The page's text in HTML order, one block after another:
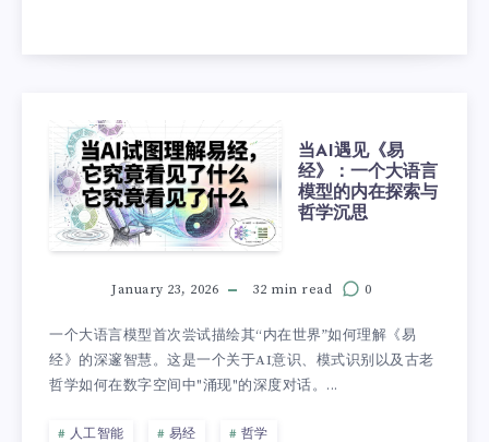
当AI遇见《易
经》：一个大语言
模型的内在探索与
哲学沉思
January 23, 2026 32 min read 0
一个大语言模型首次尝试描绘其“内在世界”如何理解《易
经》的深邃智慧。这是一个关于AI意识、模式识别以及古老
哲学如何在数字空间中"涌现"的深度对话。...
人工智能 易经 哲学